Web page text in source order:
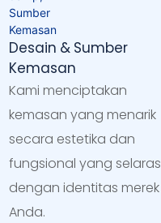
Desain & Sumber
Kemasan
Kami menciptakan
kemasan yang menarik
secara estetika dan
fungsional yang selaras
dengan identitas merek
Anda.